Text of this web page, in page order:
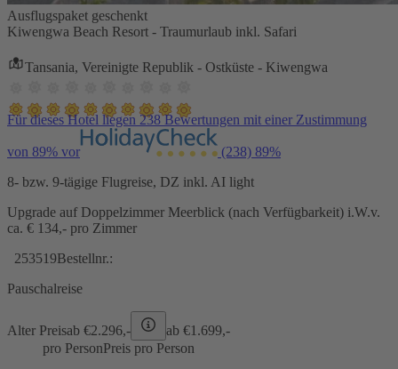
Ausflugspaket geschenkt
Kiwengwa Beach Resort - Traumurlaub inkl. Safari
Tansania, Vereinigte Republik - Ostküste - Kiwengwa
Für dieses Hotel liegen 238 Bewertungen mit einer Zustimmung
von 89% vor (238) 89%
8- bzw. 9-tägige Flugreise, DZ inkl. AI light
Upgrade auf Doppelzimmer Meerblick (nach Verfügbarkeit) i.W.v.
ca. € 134,- pro Zimmer
253519Bestellnr.:
Pauschalreise
Alter Preisab €2.296,- ab €1.699,-
pro PersonPreis pro Person